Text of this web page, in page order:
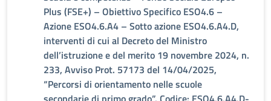
Plus (FSE+) – Obiettivo Specifico ESO4.6 –
Azione ESO4.6.A4 – Sotto azione ESO4.6.A4.D,
interventi di cui al Decreto del Ministro
dell’istruzione e del merito 19 novembre 2024, n.
233, Avviso Prot. 57173 del 14/04/2025,
“Percorsi di orientamento nelle scuole